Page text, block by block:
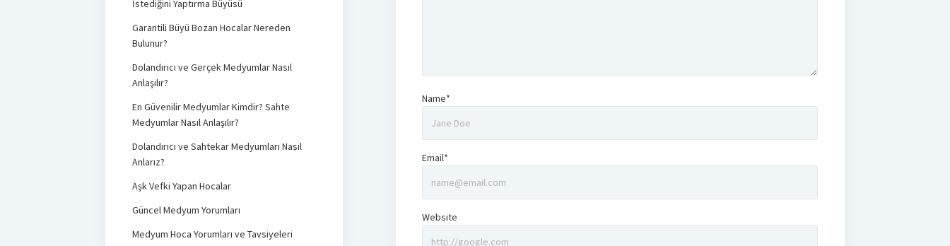
Name*
Email*
Website
İstediğini Yaptırma Büyüsü
Garantili Büyü Bozan Hocalar Nereden
Bulunur?
Dolandırıcı ve Gerçek Medyumlar Nasıl
Anlaşılır?
En Güvenilir Medyumlar Kimdir? Sahte
Medyumlar Nasıl Anlaşılır?
Dolandırıcı ve Sahtekar Medyumları Nasıl
Anlarız?
Aşk Vefki Yapan Hocalar
Güncel Medyum Yorumları
Medyum Hoca Yorumları ve Tavsiyeleri